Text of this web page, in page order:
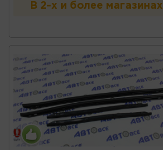
В 2-х и более магазинах